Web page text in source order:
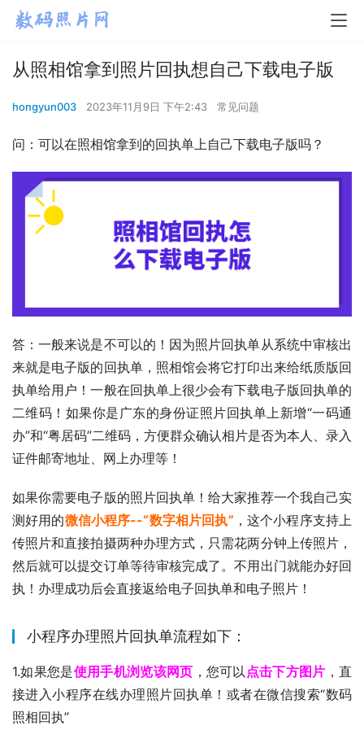
从照相馆拿到照片回执想自己下载电子版
hongyun003 2023年11月9日 下午2:43 常见问题
问：可以在照相馆拿到的回执单上自己下载电子版吗？
答：一般来说是不可以的！因为照片回执单从系统中审核出
来就是电子版的回执单，照相馆会将它打印出来给纸质版回
执单给用户！一般在回执单上很少会有下载电子版回执单的
二维码！如果你是广东的身份证照片回执单上新增“一码通
办”和“粤居码”二维码，方便群众确认相片是否为本人、录入
证件邮寄地址、网上办理等！
如果你需要电子版的照片回执单！给大家推荐一个我自己实
测好用的微信小程序--“数字相片回执” ，这个小程序支持上
传照片和直接拍摄两种办理方式，只需花两分钟上传照片，
然后就可以提交订单等待审核完成了。不用出门就能办好回
执！办理成功后会直接返给电子回执单和电子照片！
小程序办理照片回执单流程如下：
1.如果您是使用手机浏览该网页 ，您可以 点击下方图片 ，直
接进入小程序在线办理照片回执单！或者在微信搜索“数码
照相回执”